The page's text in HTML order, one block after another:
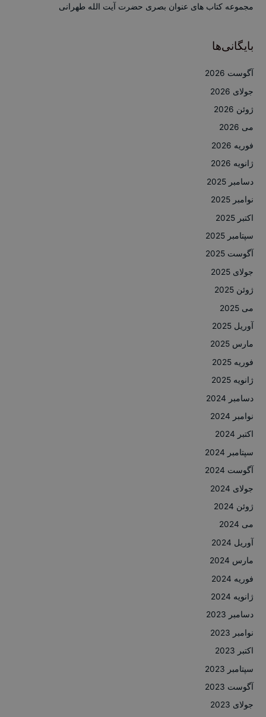
مجموعه کتاب های عنوان بصری حضرت آیت الله طهرانی
بایگانی‌ها
آگوست 2026
جولای 2026
ژوئن 2026
می 2026
فوریه 2026
ژانویه 2026
دسامبر 2025
نوامبر 2025
اکتبر 2025
سپتامبر 2025
آگوست 2025
جولای 2025
ژوئن 2025
می 2025
آوریل 2025
مارس 2025
فوریه 2025
ژانویه 2025
دسامبر 2024
نوامبر 2024
اکتبر 2024
سپتامبر 2024
آگوست 2024
جولای 2024
ژوئن 2024
می 2024
آوریل 2024
مارس 2024
فوریه 2024
ژانویه 2024
دسامبر 2023
نوامبر 2023
اکتبر 2023
سپتامبر 2023
آگوست 2023
جولای 2023